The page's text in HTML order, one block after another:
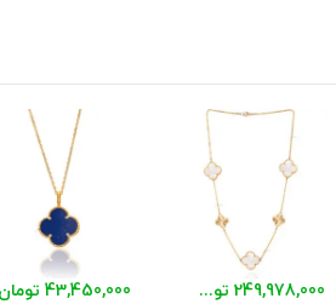
249,978,000 تومان 43,450,000 تومان